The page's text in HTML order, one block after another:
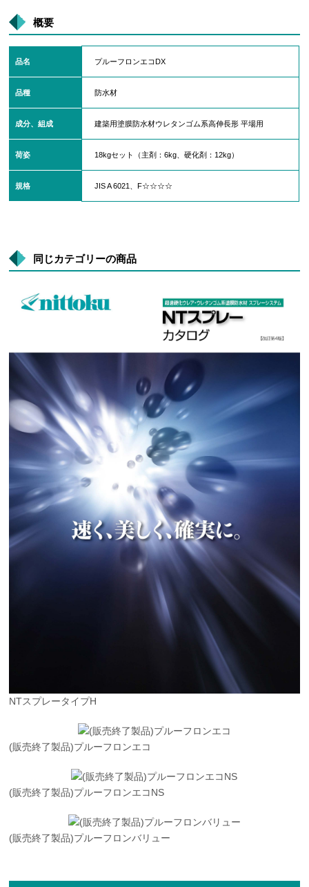
概要
品名 プルーフロンエコDX
品種 防水材
成分、組成 建築用塗膜防水材ウレタンゴム系高伸長形 平場用
荷姿 18kgセット（主剤：6kg、硬化剤：12kg）
規格 JIS A 6021、F☆☆☆☆
同じカテゴリーの商品
NTスプレータイプH
(販売終了製品)プルーフロンエコ
(販売終了製品)プルーフロンエコNS
(販売終了製品)プルーフロンバリュー